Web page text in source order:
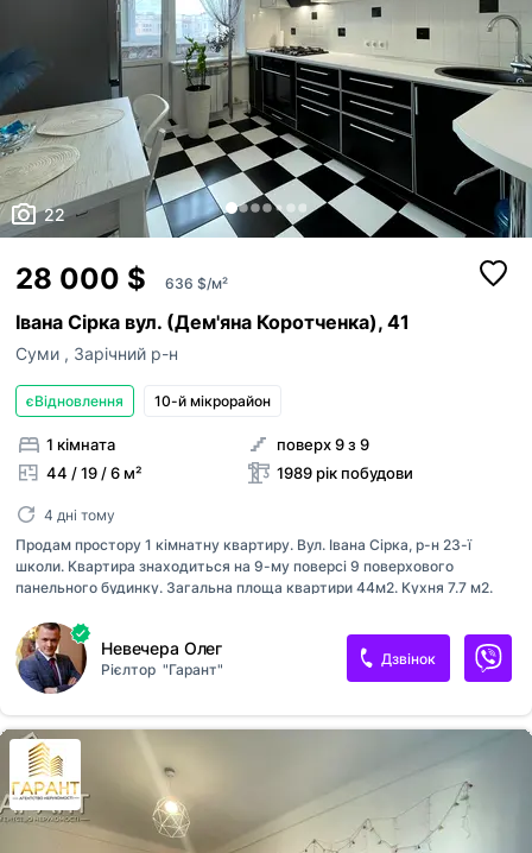
22
28 000 $ 636 $/м²
Івана Сірка вул. (Дем'яна Коротченка), 41
Суми , Зарічний р-н
єВідновлення 10-й мікрорайон
1 кімната
44 / 19 / 6 м²
поверх 9 з 9
1989 рік побудови
4 дні тому
Продам простору 1 кімнатну квартиру. Вул. Івана Сірка, р-н 23-ї
школи. Квартира знаходиться на 9-му поверсі 9 поверхового
панельного будинку. Загальна площа квартири 44м2. Кухня 7.7 м2.
труби, ел. проводка замінено. Встановлені лічильники, 2
кондиціонери. Просторий балкон 6м2, з виходом як з кімнати так і з
кухні. Сан вузол роздільний, сучасна плитка. Квартира тепла, суха, в
морози цієї зими було 25*С. При продажу залишаються всі меблі, та
вбудована техніка. Перегляди в будь-який зручний для вас час.
Вартість 28000$. Пропонуйте. Телефонуйте.
Невечера Олег
Рієлтор "Гарант"
Дзвінок